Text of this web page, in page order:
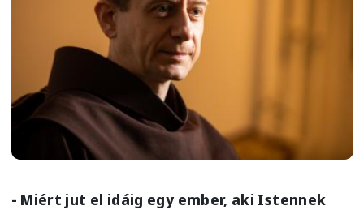
- Miért jut el idáig egy ember, aki Istennek